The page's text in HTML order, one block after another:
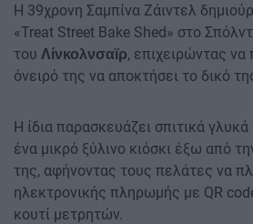
Η 39χρονη Σαμπίνα Ζάιντελ
«Treat Street Bake Shed» στο
του Λίνκολνσαϊρ, επιχειρώντας να
όνειρό της να αποκτήσει το δικό
Η ίδια παρασκευάζει σπιτικά
ένα μικρό ξύλινο κιόσκι έξω από
της, αφήνοντας τους πελάτες να
ηλεκτρονικής πληρωμής με QR
κουτί μετρητών.